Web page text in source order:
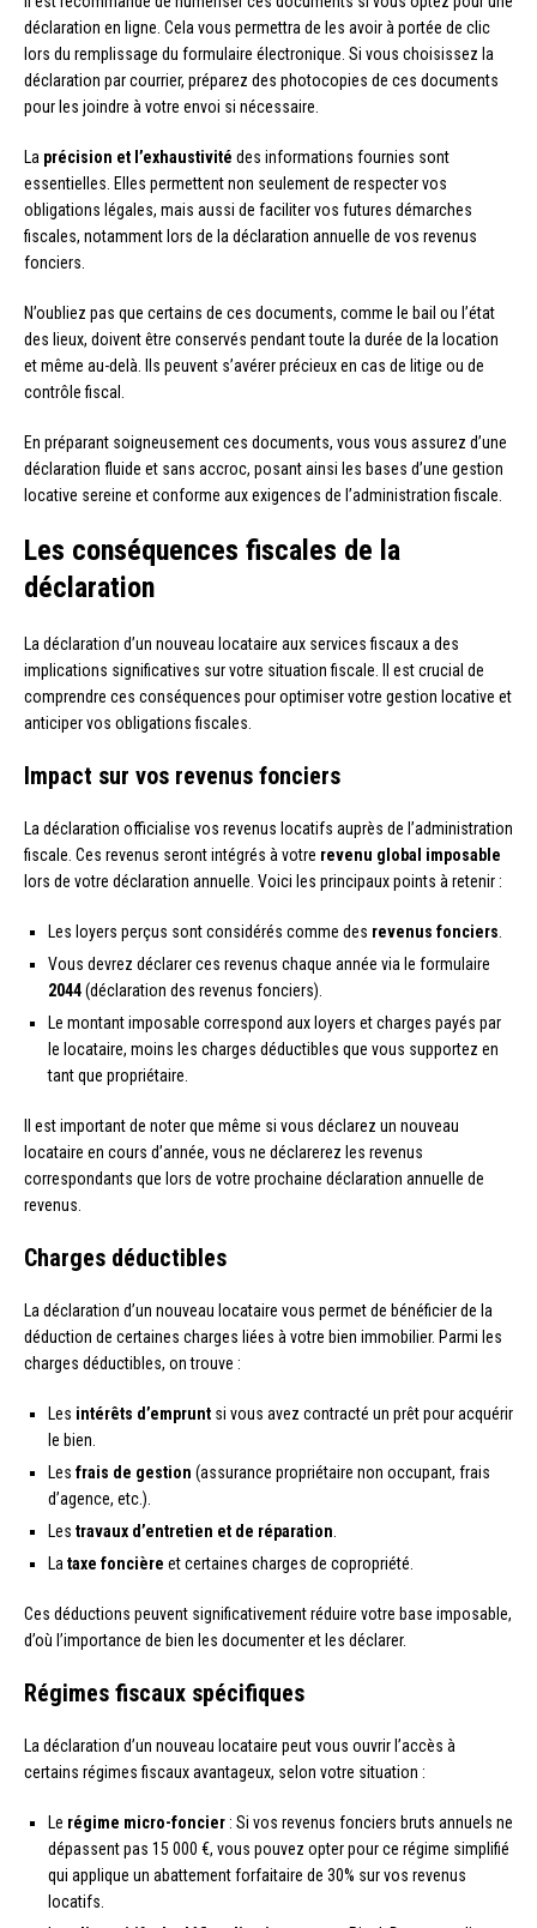
déclaration en ligne. Cela vous permettra de les avoir à portée de clic
lors du remplissage du formulaire électronique. Si vous choisissez la
déclaration par courrier, préparez des photocopies de ces documents
pour les joindre à votre envoi si nécessaire.
La précision et l’exhaustivité des informations fournies sont
essentielles. Elles permettent non seulement de respecter vos
obligations légales, mais aussi de faciliter vos futures démarches
fiscales, notamment lors de la déclaration annuelle de vos revenus
fonciers.
N’oubliez pas que certains de ces documents, comme le bail ou l’état
des lieux, doivent être conservés pendant toute la durée de la location
et même au-delà. Ils peuvent s’avérer précieux en cas de litige ou de
contrôle fiscal.
En préparant soigneusement ces documents, vous vous assurez d’une
déclaration fluide et sans accroc, posant ainsi les bases d’une gestion
locative sereine et conforme aux exigences de l’administration fiscale.
Les conséquences fiscales de la
déclaration
La déclaration d’un nouveau locataire aux services fiscaux a des
implications significatives sur votre situation fiscale. Il est crucial de
comprendre ces conséquences pour optimiser votre gestion locative et
anticiper vos obligations fiscales.
Impact sur vos revenus fonciers
La déclaration officialise vos revenus locatifs auprès de l’administration
fiscale. Ces revenus seront intégrés à votre revenu global imposable
lors de votre déclaration annuelle. Voici les principaux points à retenir :
Les loyers perçus sont considérés comme des revenus fonciers
Vous devrez déclarer ces revenus chaque année via le formulaire
2044(déclaration des revenus fonciers).
Le montant imposable correspond aux loyers et charges payés par
le locataire, moins les charges déductibles que vous supportez en
tant que propriétaire.
Il est important de noter que même si vous déclarez un nouveau
locataire en cours d’année, vous ne déclarerez les revenus
correspondants que lors de votre prochaine déclaration annuelle de
revenus.
Charges déductibles
La déclaration d’un nouveau locataire vous permet de bénéficier de la
déduction de certaines charges liées à votre bien immobilier. Parmi les
charges déductibles, on trouve :
Les intérêts d’emprunt si vous avez contracté un prêt pour acquérir
le bien.
Les frais de gestion (assurance propriétaire non occupant, frais
d’agence, etc.).
Les travaux d’entretien et de réparation
La taxe foncière et certaines charges de copropriété.
Ces déductions peuvent significativement réduire votre base imposable,
d’où l’importance de bien les documenter et les déclarer.
Régimes fiscaux spécifiques
La déclaration d’un nouveau locataire peut vous ouvrir l’accès à
certains régimes fiscaux avantageux, selon votre situation :
Le régime micro-foncier : Si vos revenus fonciers bruts annuels ne
dépassent pas 15 000 €, vous pouvez opter pour ce régime simplifié
qui applique un abattement forfaitaire de 30% sur vos revenus
locatifs.